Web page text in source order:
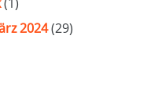
2024(29)